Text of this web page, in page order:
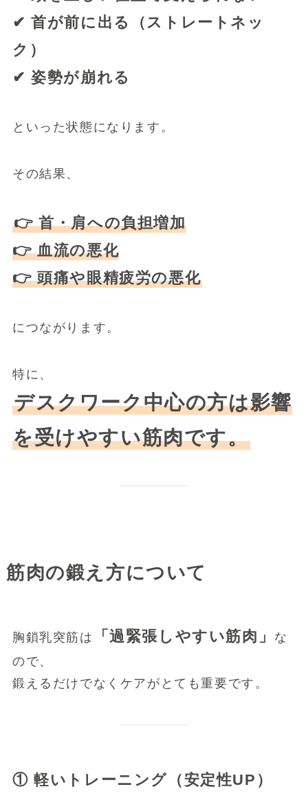
✔ 首が前に出る（ストレートネッ
ク）
✔ 姿勢が崩れる
といった状態になります。
その結果、
👉 首・肩への負担増加
👉 血流の悪化
👉 頭痛や眼精疲労の悪化
につながります。
特に、
デスクワーク中心の方は影響
を受けやすい筋肉です。
筋肉の鍛え方について
胸鎖乳突筋は 「過緊張しやすい筋肉」
な
ので、
鍛えるだけでなくケアがとても重要です。
① 軽いトレーニング（安定性UP）